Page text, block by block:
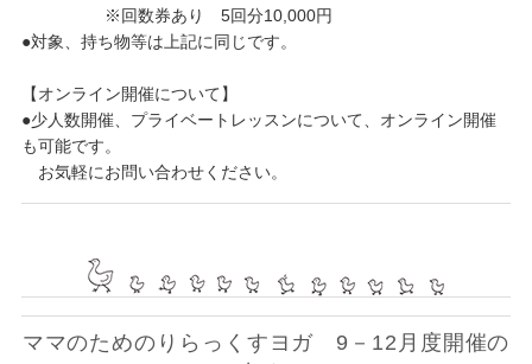
※回数券あり 5回分10,000円
●対象、持ち物等は上記に同じです。
【オンライン開催について】
●少人数開催、プライベートレッスンについて、オンライン開催
も可能です。
お気軽にお問い合わせください。
ママのためのりらっくすヨガ 9－12月度開催の